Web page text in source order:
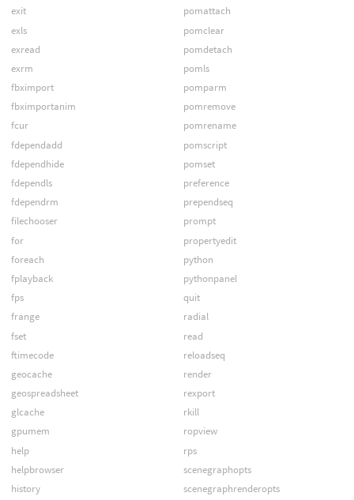
exit
exls
exread
exrm
fbximport
fbximportanim
fcur
fdependadd
fdependhide
fdependls
fdependrm
filechooser
for
foreach
fplayback
fps
frange
fset
ftimecode
geocache
geospreadsheet
glcache
gpumem
help
helpbrowser
history
pomattach
pomclear
pomdetach
pomls
pomparm
pomremove
pomrename
pomscript
pomset
preference
prependseq
prompt
propertyedit
python
pythonpanel
quit
radial
read
reloadseq
render
rexport
rkill
ropview
rps
scenegraphopts
scenegraphrenderopts